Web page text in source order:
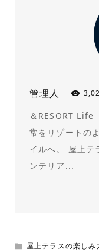
管理人
＆RESORT Life
常をリゾートの
イルへ。 屋上テ
ンテリア...
屋上テラスの楽しみ